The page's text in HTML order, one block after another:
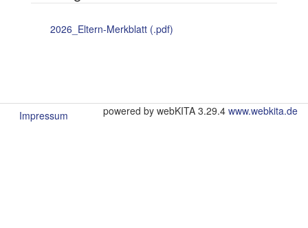
2026_Eltern-Merkblatt (.pdf)
Impressum powered by webKITA 3.29.4 www.webkita.de